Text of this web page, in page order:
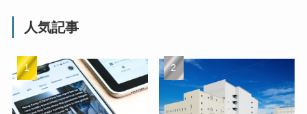
人気記事